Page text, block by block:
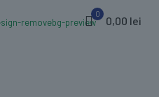
0
0,00 lei